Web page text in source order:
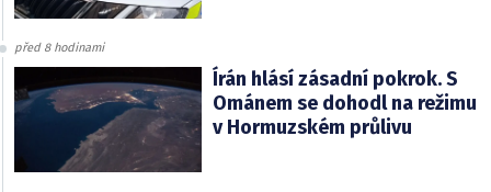
před 8 hodinami
Írán hlásí zásadní pokrok. S
Ománem se dohodl na režimu
v Hormuzském průlivu